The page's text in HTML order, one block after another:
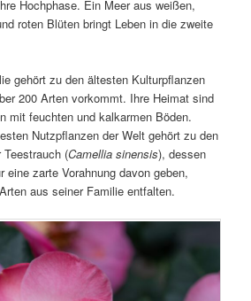
Hochphase. Ein Meer aus weißen,
roten Blüten bringt Leben in die zweite
gehört zu den ältesten Kulturpflanzen
200 Arten vorkommt. Ihre Heimat sind
mit feuchten und kalkarmen Böden.
Nutzpflanzen der Welt gehört zu den
(Camellia sinensis), dessen
eine zarte Vorahnung davon geben,
aus seiner Familie entfalten.